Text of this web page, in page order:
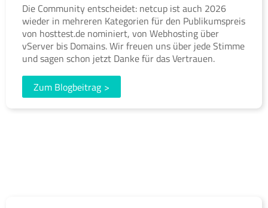
Die Community entscheidet: netcup ist auch 2026
wieder in mehreren Kategorien für den Publikumspreis
von hosttest.de nominiert, von Webhosting über
vServer bis Domains. Wir freuen uns über jede Stimme
und sagen schon jetzt Danke für das Vertrauen.
Zum Blogbeitrag >